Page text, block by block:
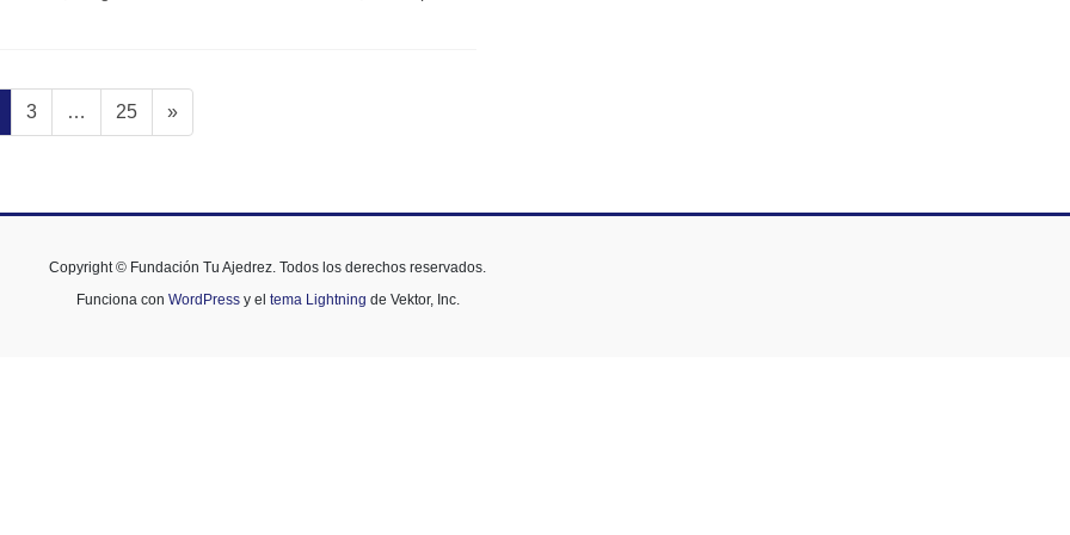
Página
3 … Página
25 »
Copyright © Fundación Tu Ajedrez. Todos los derechos reservados.
Funciona con WordPressy el tema Lightning de Vektor, Inc.